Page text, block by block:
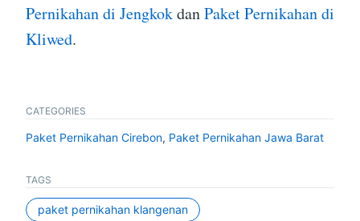
Pernikahan di JengkokdanPaket Pernikahan di
Kliwed.
CATEGORIES
Paket Pernikahan Cirebon, Paket Pernikahan Jawa Barat
TAGS
paket pernikahan klangenan